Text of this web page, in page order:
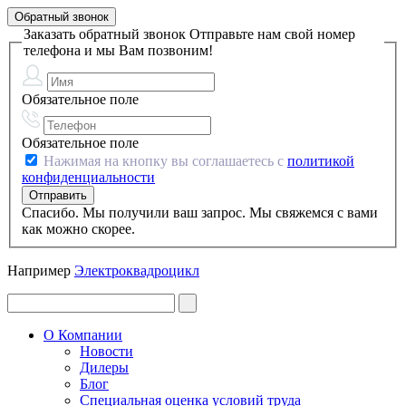
Обратный звонок
Заказать обратный звонок Отправьте нам свой номер
телефона и мы Вам позвоним!
Обязательное поле
Обязательное поле
Нажимая на кнопку вы соглашаетесь с политикой
конфиденциальности
Спасибо. Мы получили ваш запрос. Мы свяжемся с вами
как можно скорее.
Например Электроквадроцикл
О Компании
Новости
Дилеры
Блог
Специальная оценка условий труда